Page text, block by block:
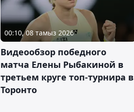
00:10, 08 тамыз 2026
Видеообзор победного
матча Елены Рыбакиной в
третьем круге топ-турнира в
Торонто